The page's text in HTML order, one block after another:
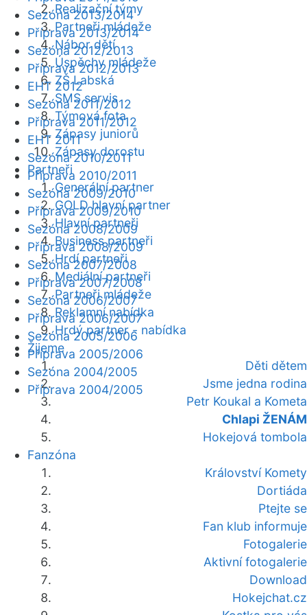
Realizační týmy
Partneři mládeže
Nábor dětí
Úspěchy mládeže
ZŠ Labská
SMS servis
Týmová fota
Zápasy juniorů
Zápasy dorostu
Partneři
Generální partner
GOLD hlavní partner
Hlavní partneři
Business partneři
Hrdí partneři
Mediální partneři
Partneři mládeže
Reklamní nabídka
Hrdý partner - nabídka
Žijeme
Děti dětem
Jsme jedna rodina
Petr Koukal a Kometa
Chlapi ŽENÁM
Hokejová tombola
Fanzóna
Království Komety
Dortiáda
Ptejte se
Fan klub informuje
Fotogalerie
Aktivní fotogalerie
Download
Hokejchat.cz
Sezóna 2013/2014
Příprava 2013/2014
Sezóna 2012/2013
Příprava 2012/2013
EHT 2012
Sezóna 2011/2012
Příprava 2011/2012
EHT 2011
Sezóna 2010/2011
Příprava 2010/2011
Sezóna 2009/2010
Příprava 2009/2010
Sezóna 2008/2009
Příprava 2008/2009
Sezóna 2007/2008
Příprava 2007/2008
Sezóna 2006/2007
Příprava 2006/2007
Sezóna 2005/2006
Příprava 2005/2006
Sezóna 2004/2005
Příprava 2004/2005